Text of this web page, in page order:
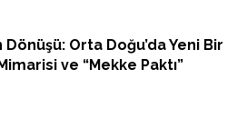
Orta Doğu’da Yeni Bir
ve “Mekke Paktı”